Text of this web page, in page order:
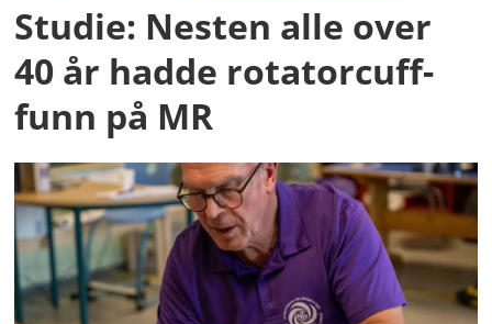
Studie: Nesten alle over
40 år hadde rotatorcuff-
funn på MR